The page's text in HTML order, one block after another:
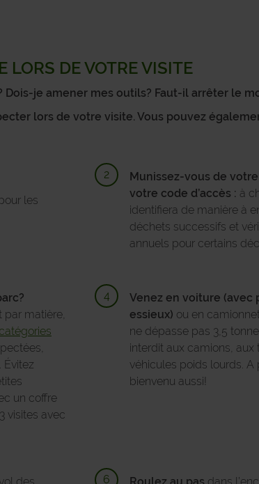
YVOIR
LORS DE VOTRE VISITE
je amener mes outils? Faut-il arrêter le
lors de votre visite. Vous pouvez
les
Munissez-vous de
votre code d’accès : à
identifiera de manière à
déchets successifs et
annuels pour certains
par matière,
Évitez
un coffre
visites avec
Venez en voiture (avec
essieux) ou en
ne dépasse pas 3,5
interdit aux camions, aux
véhicules poids lourds. A
bienvenu aussi!